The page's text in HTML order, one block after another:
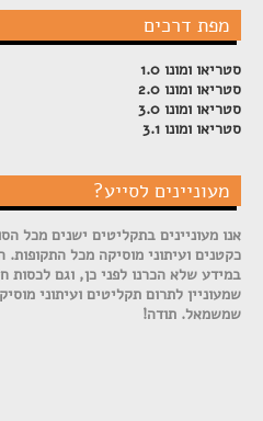
מפת דרכים
סטריאו ומונו 1.0
סטריאו ומונו 2.0
סטריאו ומונו 3.0
סטריאו ומונו 3.1
מעוניינים לסייע?
אנו מעוניינים בתקליטים ישנים מכל
כקטנים ועיתוני מוסיקה מכל
במידע שלא הכרנו לפני כן, וגם לכסות
שמעוניין לתרום תקליטים ועיתוני
שמשמאל. תודה!